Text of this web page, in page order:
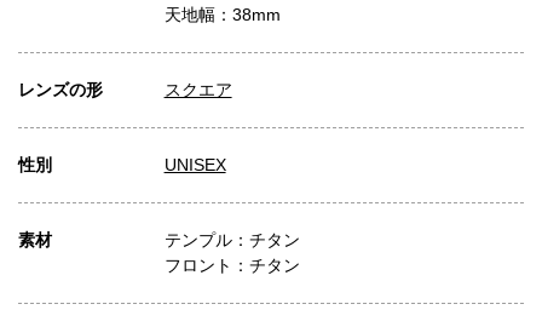
天地幅：38mm
レンズの形 スクエア
性別 UNISEX
素材
テンプル：チタン
フロント：チタン